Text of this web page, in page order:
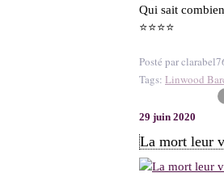
Qui sait
⭐⭐⭐⭐
Posté par
Tags: Linwood
29 juin 2020
La mort leur